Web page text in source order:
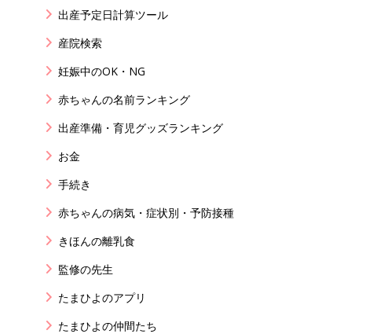
出産予定日計算ツール
産院検索
妊娠中のOK・NG
赤ちゃんの名前ランキング
出産準備・育児グッズランキング
お金
手続き
赤ちゃんの病気・症状別・予防接種
きほんの離乳食
監修の先生
たまひよのアプリ
たまひよの仲間たち